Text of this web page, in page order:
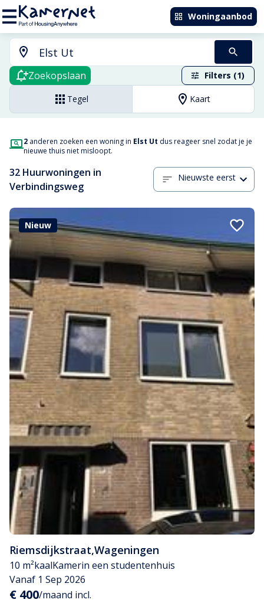
Woningaanbod
Zoekopslaan Filters (1)
Tegel Kaart
2 anderen zoeken een woning in Elst Ut dus reageer snel zodat je je
nieuwe thuis niet misloopt.
32 Huurwoningen in
Verbindingsweg
Nieuwste eerst
Nieuw
Riemsdijkstraat,Wageningen
10 m²kaalKamerin een studentenhuis
Vanaf 1 Sep 2026
€ 400/maand incl.